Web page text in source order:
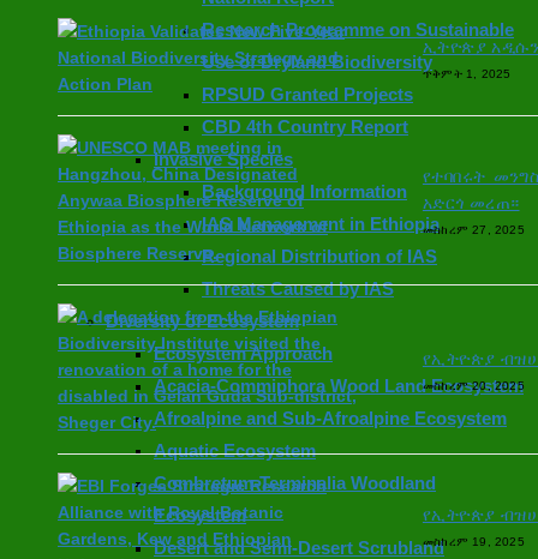
Research Programme on Sustainable
Use of Dryland Biodiversity
RPSUD Granted Projects
CBD 4th Country Report
Invasive Species
Background Information
IAS Management in Ethiopia
Regional Distribution of IAS
Threats Caused by IAS
Diversity of Ecosystem
Ecosystem Approach
Acacia-Commiphora Wood Land Ecosystem
Afroalpine and Sub-Afroalpine Ecosystem
Aquatic Ecosystem
Combretum-Terminalia Woodland
Ecosystem
Desert and Semi-Desert Scrubland
ኢትዮጵያ አዲሱን
ጥቅምት 1, 2025
የተባበሩት
አድርጎ መረጠ።
መስከረም 27, 2025
የኢትዮጵያ ብዝሀ
መስከረም 20, 2025
የኢትዮጵያ ብዝሀ
መስከረም 19, 2025